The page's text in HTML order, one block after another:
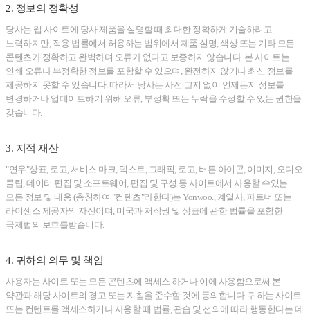
2. 정보의 정확성
당사는 웹 사이트에 당사 제품을 설명할 때 최대한 정확하게 기술하려고
노력하지만, 적용 법률에서 허용하는 범위에서 제품 설명, 색상 또는 기타 모든
콘텐츠가 정확하고 완벽하며 오류가 없다고 보증하지 않습니다. 본 사이트는
인쇄 오류나 부정확한 정보를 포함할 수 있으며, 완전하지 않거나 최신 정보를
제공하지 못할 수 있습니다. 따라서 당사는 사전 고지 없이 언제든지 정보를
변경하거나 업데이트하기 위해 오류, 부정확 또는 누락을 수정할 수 있는 권한을
갖습니다.
3. 지적 재산
"연우"상표, 로고, 서비스 마크, 텍스트, 그래픽, 로고, 버튼 아이콘, 이미지, 오디오
클립, 데이터 편집 및 소프트웨어, 편집 및 구성 등 사이트에서 사용할 수있는
모든 정보 및 내용 (총칭하여 "컨텐츠"라한다)는 Yonwoo., 계열사, 파트너 또는
라이센스 제공자의 자산이며, 미국과 저작권 및 상표에 관한 법률을 포함한
국제법의 보호를받습니다.
4. 귀하의 의무 및 책임
사용자는 사이트 또는 모든 콘텐츠에 액세스 하거나 이에 사용함으로써 본
약관과 해당 사이트의 경고 또는 지침을 준수할 것에 동의합니다. 귀하는 사이트
또는 컨텐트를 액세스하거나 사용할 때 법률, 관습 및 선의에 따라 행동한다는 데